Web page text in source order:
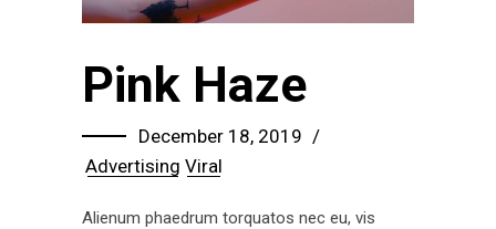
Pink Haze
December 18, 2019
Advertising Viral
Alienum phaedrum torquatos nec eu, vis